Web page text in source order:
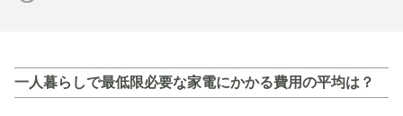
一人暮らしで最低限必要な家電にかかる費用の平均は？